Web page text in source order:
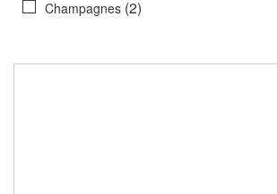
Champagnes (2)